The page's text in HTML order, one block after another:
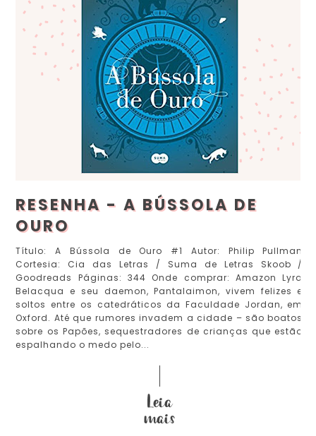
RESENHA - A BÚSSOLA DE
OURO
Título: A Bússola de Ouro #1 Autor: Philip Pullman
Cortesia: Cia das Letras / Suma de Letras Skoob /
Goodreads Páginas: 344 Onde comprar: Amazon Lyra
Belacqua e seu daemon, Pantalaimon, vivem felizes e
soltos entre os catedráticos da Faculdade Jordan, em
Oxford. Até que rumores invadem a cidade – são boatos
sobre os Papões, sequestradores de crianças que estão
espalhando o medo pelo...